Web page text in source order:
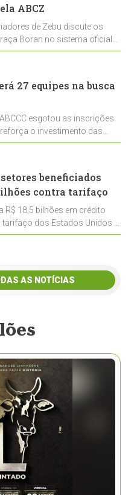
ABCZ
de Zebu discute os
Boran no sistema oficial
para sua expansão na
27 equipes na busca
esgotou as inscrições
o investimento das
de Cavalos Crioulos voltados
beneficiados
contra tarifaço
R$ 18,5 bilhões em crédito
dos Estados Unidos e
estratégicos
AS NOTÍCIAS